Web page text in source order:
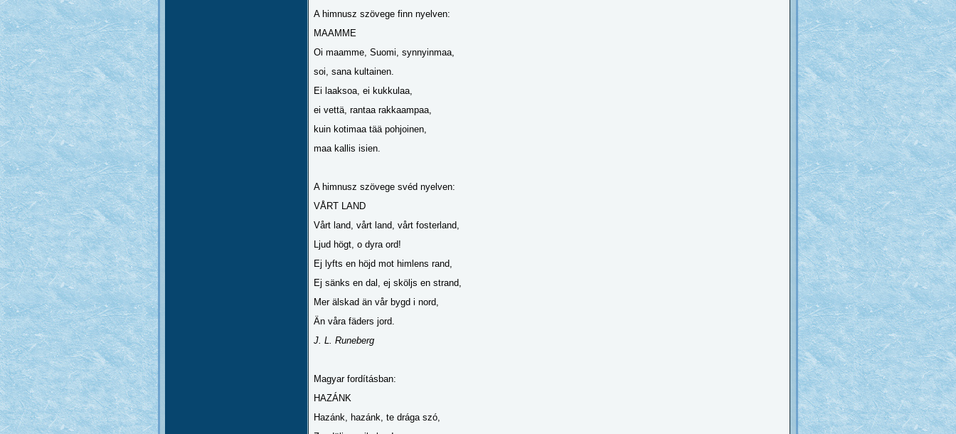
A himnusz szövege finn nyelven:
MAAMME
Oi maamme, Suomi, synnyinmaa,
soi, sana kultainen.
Ei laaksoa, ei kukkulaa,
ei vettä, rantaa rakkaampaa,
kuin kotimaa tää pohjoinen,
maa kallis isien.
A himnusz szövege svéd nyelven:
VÅRT LAND
Vårt land, vårt land, vårt fosterland,
Ljud högt, o dyra ord!
Ej lyfts en höjd mot himlens rand,
Ej sänks en dal, ej sköljs en strand,
Mer älskad än vår bygd i nord,
Än våra fäders jord.
J. L. Runeberg
Magyar fordításban:
HAZÁNK
Hazánk, hazánk, te drága szó,